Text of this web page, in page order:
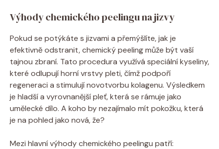
Výhody chemického peelingu na jizvy
Pokud se potýkáte s jizvami a přemýšlíte, jak je
efektivně odstranit, chemický peeling může být vaší
tajnou zbraní. Tato procedura využívá speciální kyseliny,
které odlupují horní vrstvy pleti, čímž podpoří
regeneraci a stimulují novotvorbu kolagenu. Výsledkem
je hladší a vyrovnanější pleť, která se rámuje jako
umělecké dílo. A koho by nezajímalo mít pokožku, která
je na pohled jako nová, že?
Mezi hlavní výhody chemického peelingu patří: